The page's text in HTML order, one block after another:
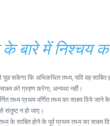
के बारे में निश्चय
पूछ सकेगा कि अभिकथित तथ्य, यदि वह
को ग्रहण करेगा, अन्यथा नहीं।
तथ्य प्रथम वर्णित तथ्य का साक्ष्य दिये
संतुष्ट न हो जाए।
होने के पूर्व प्रथम तथ्य का साक्ष्य